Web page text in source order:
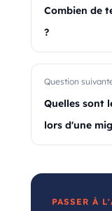
Combien de
?
Question
Quelles sont
lors d'une
PASSER À